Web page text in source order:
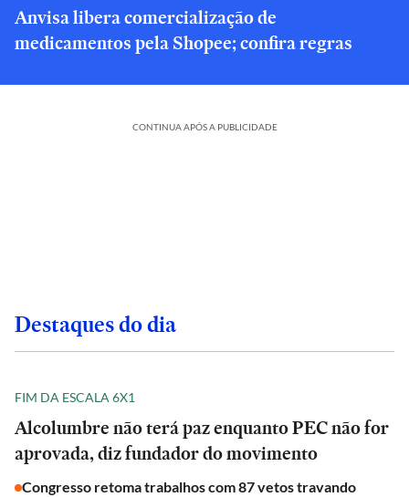
Anvisa libera comercialização de
medicamentos pela Shopee; confira regras
CONTINUA APÓS A PUBLICIDADE
Destaques do dia
FIM DA ESCALA 6X1
Alcolumbre não terá paz enquanto PEC não for
aprovada, diz fundador do movimento
Congresso retoma trabalhos com 87 vetos travando